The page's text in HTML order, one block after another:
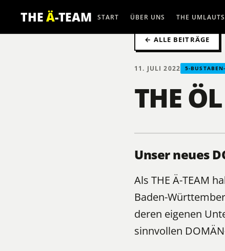
THEÄ-TEAM START ÜBER UNS THE UMLAUTS
← ALLE BEITRÄGE
11. JULI 2022 5-
THE
Unser neues
Als THE Ä-TEAM
Baden-
deren eigenen
sinnvollen